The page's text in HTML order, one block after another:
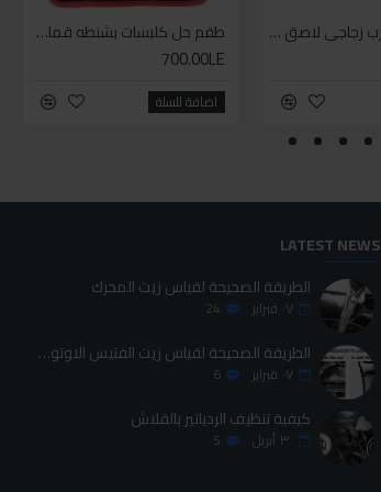
سيكا مانع تسرب زجاجي لاصق اسود 600 مل سيليكون متعدد الاستخدام
70.00LE
اضافة للسلة
سيكا مانع تسرب زجاجي لاصق اسود 600 مل طقم حل كلبسات بشنطه قماش ١٩ قطعه للخدمات الشاقه
700.00LE
اضافة للسلة
LATEST NEWS
الطريقة الصحيحة لقياس زيت المحرك
٠٧ فبراير 24
الطريقة الصحيحة لقياس زيت الفتيس الاوتوماتيك
٠٧ فبراير 6
كيفية تنظيف الردياتير بالفلاش
٣٠ أبريل 5